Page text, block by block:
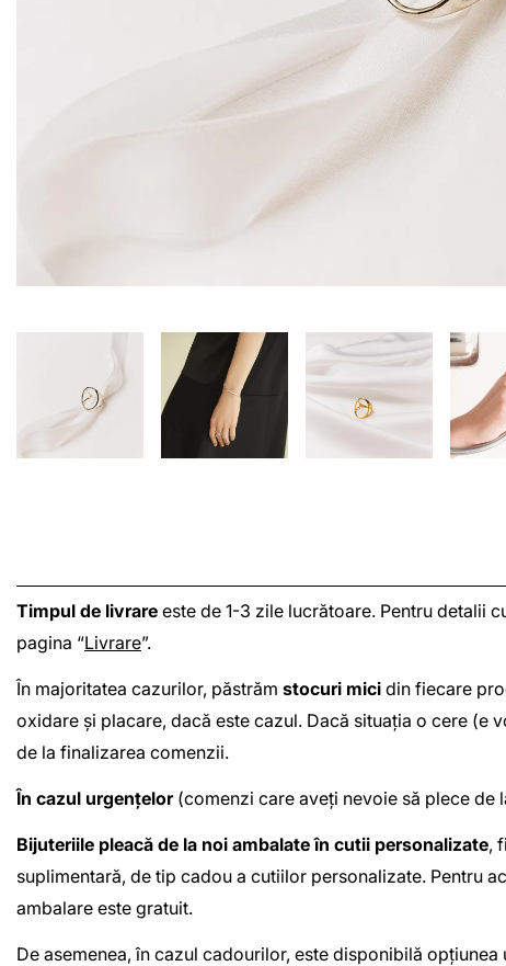
Timpul de livrare este de 1-3 zile lucrătoare. Pentru detalii
pagina “Livrare”.
În majoritatea cazurilor, păstrăm stocuri mici din fiecare
oxidare și placare, dacă este cazul. Dacă situația o cere (e
de la finalizarea comenzii.
În cazul urgențelor(comenzi care aveți nevoie să plece de
Bijuteriile pleacă de la noi ambalate în cutii personalizate,
suplimentară, de tip cadou a cutiilor personalizate. Pentru
ambalare este gratuit.
De asemenea, în cazul cadourilor, este disponibilă opțiunea